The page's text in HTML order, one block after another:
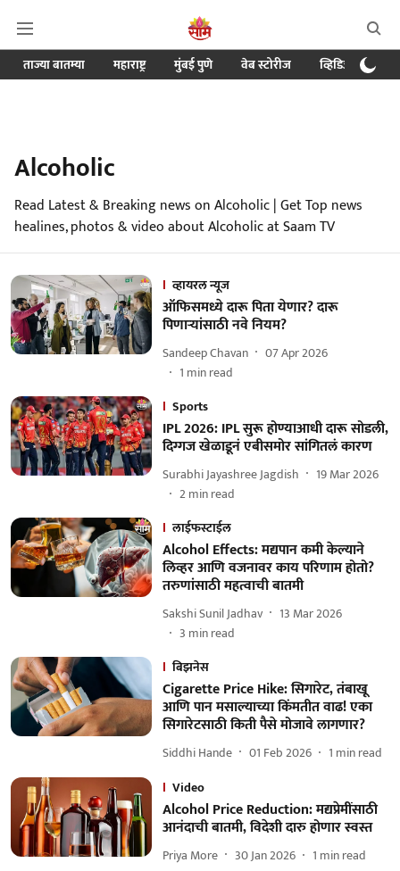
ताज्या बातम्या महाराष्ट्र मुंबई पुणे वेब स्टोरीज व्हिडिओ
Alcoholic
Read Latest & Breaking news on Alcoholic | Get Top news
healines, photos & video about Alcoholic at Saam TV
व्हायरल न्यूज
ऑफिसमध्ये दारू पिता येणार? दारू
पिणाऱ्यांसाठी नवे नियम?
Sandeep Chavan
07 Apr 2026
1 min read
Sports
IPL 2026: IPL सुरू होण्याआधी दारू सोडली,
दिग्गज खेळाडूनं एबीसमोर सांगितलं कारण
Surabhi Jayashree Jagdish
19 Mar 2026
2min read
लाईफस्टाईल
Alcohol Effects: मद्यपान कमी केल्याने
लिव्हर आणि वजनावर काय परिणाम होतो?
तरुणांसाठी महत्वाची बातमी
Sakshi Sunil Jadhav
13 Mar 2026
3 min read
बिझनेस
Cigarette Price Hike: सिगारेट, तंबाखू
आणि पान मसाल्याच्या किंमतीत वाढ! एका
सिगारेटसाठी किती पैसे मोजावे लागणार?
Siddhi Hande 01 Feb 2026 1 min read
Video
Alcohol Price Reduction: मद्यप्रेमींसाठी
आनंदाची बातमी, विदेशी दारु होणार स्वस्त
Priya More 30 Jan 2026 1 min read